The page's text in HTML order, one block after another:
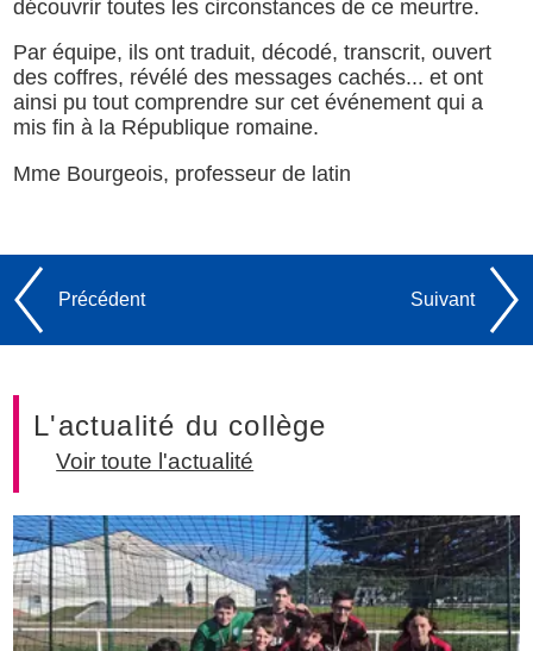
découvrir toutes les circonstances de ce meurtre.
Par équipe, ils ont traduit, décodé, transcrit, ouvert
des coffres, révélé des messages cachés... et ont
ainsi pu tout comprendre sur cet événement qui a
mis fin à la République romaine.
Mme Bourgeois, professeur de latin
Précédent Suivant
L'actualité du collège
Voir toute l'actualité